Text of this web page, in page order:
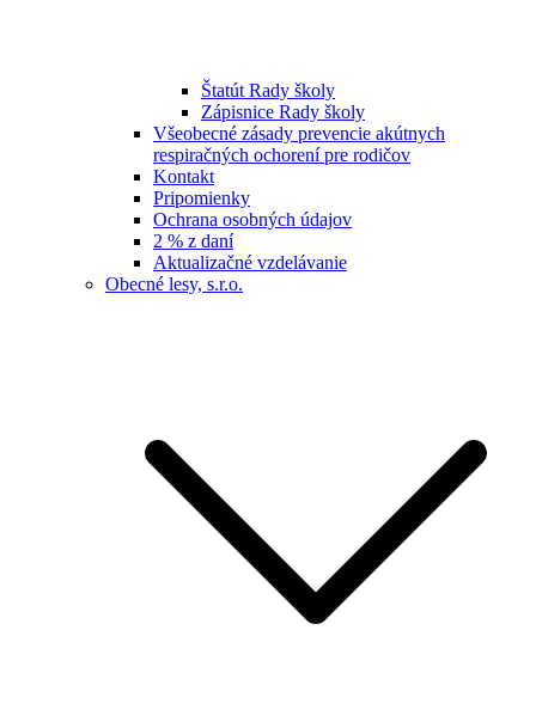
Štatút Rady školy
Zápisnice Rady školy
Všeobecné zásady prevencie akútnych
respiračných ochorení pre rodičov
Kontakt
Pripomienky
Ochrana osobných údajov
2 % z daní
Aktualizačné vzdelávanie
Obecné lesy, s.r.o.